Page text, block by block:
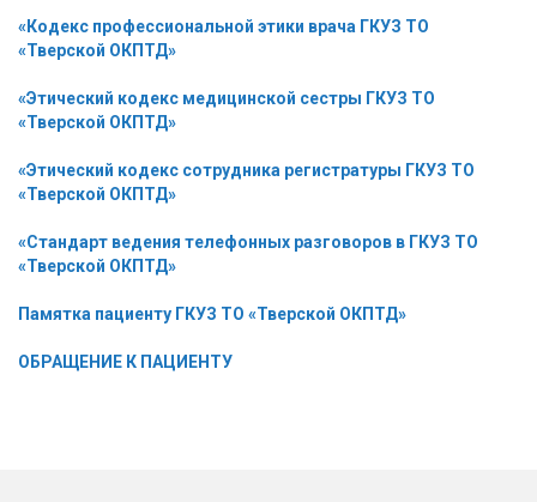
«Кодекс профессиональной этики врача ГКУЗ ТО
«Тверской ОКПТД»
«Этический кодекс медицинской сестры ГКУЗ ТО
«Тверской ОКПТД»
«Этический кодекс сотрудника регистратуры ГКУЗ ТО
«Тверской ОКПТД»
«Стандарт ведения телефонных разговоров в ГКУЗ ТО
«Тверской ОКПТД»
Памятка пациенту ГКУЗ ТО «Тверской ОКПТД»
ОБРАЩЕНИЕ К ПАЦИЕНТУ